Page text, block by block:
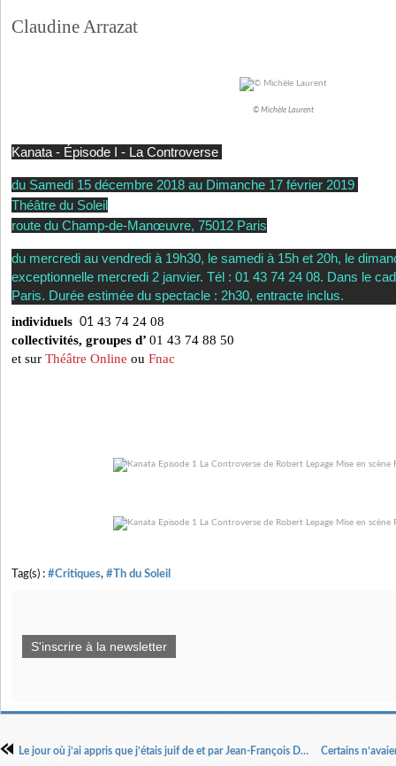
Claudine Arrazat
© Michèle Laurent
Kanata - Épisode I - La Controverse
du Samedi 15 décembre 2018 au Dimanche 17 février 2019
Théâtre du Soleil
route du Champ-de-Manœuvre, 75012 Paris
du mercredi au vendredi à 19h30, le samedi à 15h et 20h, le
exceptionnelle mercredi 2 janvier. Tél : 01 43 74 24 08. Dans le
Paris. Durée estimée du spectacle : 2h30, entracte inclus.
individuels 01 43 74 24 08
collectivités, groupes d’ 01 43 74 88 50
et sur Théâtre Online ou Fnac
Tag(s) : #Critiques, #Th du Soleil
S'inscrire à la newsletter
Le jour où j’ai appris que j’étais juif de et par Jean-François Derec. Mis en scène par Georges Lavaudant.